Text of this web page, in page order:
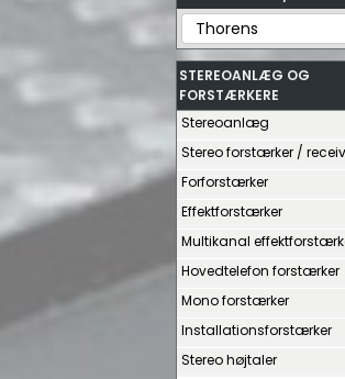
STEREOANLÆG OG
FORSTÆRKERE
Stereoanlæg
Stereo forstærker /
Forforstærker
Effektforstærker
Multikanal
Hovedtelefon forstærker
Mono forstærker
Installationsforstærker
Stereo højtaler